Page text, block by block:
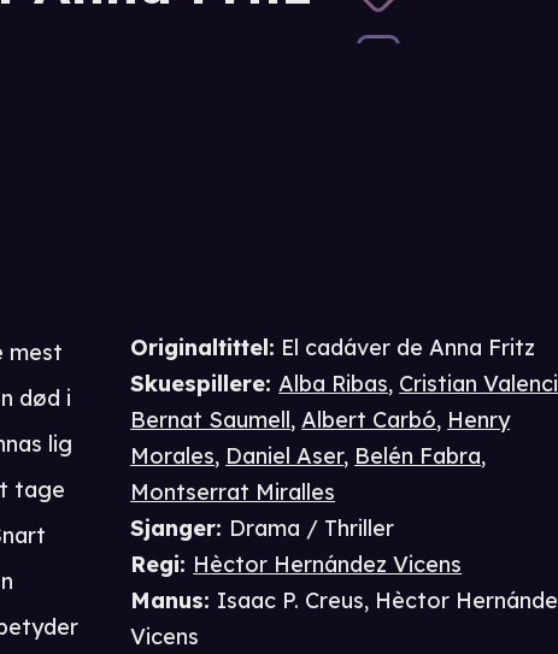
Originaltittel: El cadáver de Anna Fritz
Skuespillere:Alba Ribas, Cristian
Bernat Saumell,Albert Carbó, Henry
Morales, Daniel Aser, Belén Fabra,
Montserrat Miralles
Sjanger: Drama / Thriller
Regi: Hèctor Hernández Vicens
Manus: Isaac P. Creus, Hèctor
Vicens
mest
død i
lig
tage